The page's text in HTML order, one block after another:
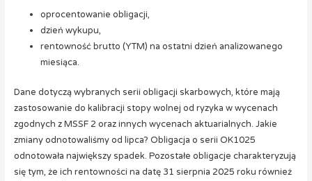
oprocentowanie obligacji,
dzień wykupu,
rentowność brutto (YTM) na ostatni dzień analizowanego
miesiąca.
Dane dotyczą wybranych serii obligacji skarbowych, które mają
zastosowanie do kalibracji stopy wolnej od ryzyka w wycenach
zgodnych z MSSF 2 oraz innych wycenach aktuarialnych. Jakie
zmiany odnotowaliśmy od lipca? Obligacja o serii OK1025
odnotowała największy spadek. Pozostałe obligacje charakteryzują
się tym, że ich rentowności na datę 31 sierpnia 2025 roku również